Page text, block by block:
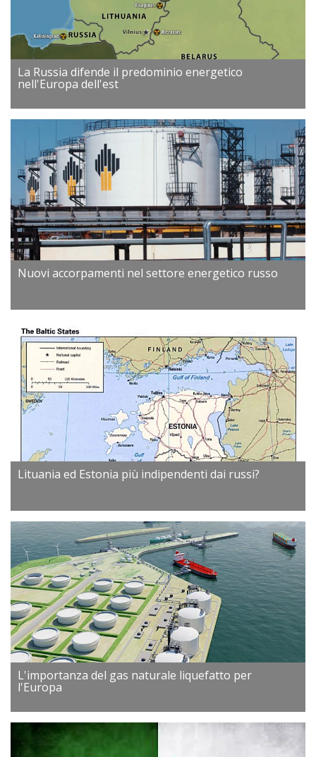
La Russia difende il predominio energetico
nell'Europa dell'est
Nuovi accorpamenti nel settore energetico russo
Lituania ed Estonia più indipendenti dai russi?
L'importanza del gas naturale liquefatto per
l'Europa